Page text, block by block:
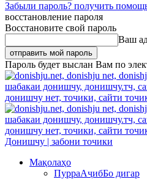
Забыли пароль? получить
восстановление пароля
Восстановите свой пароль
Ваш
Пароль будет выслан Вам по
Донишчу | забони точики
Мақолаҳо
ПурраАҷибБо дигар